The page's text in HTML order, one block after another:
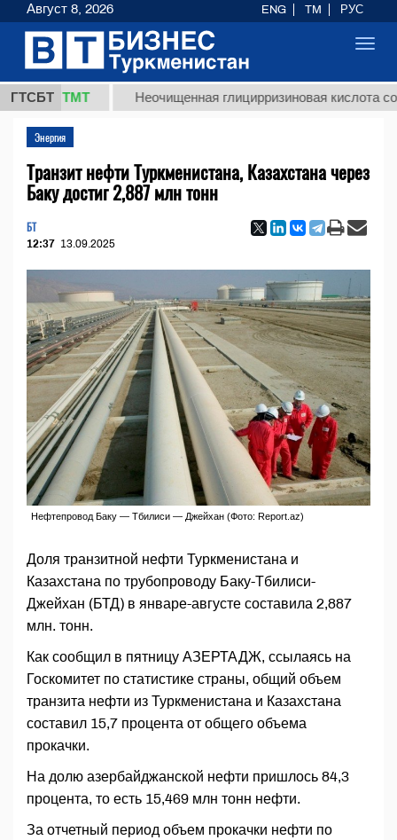
ГТСБТ
ТМТ Неочищенная глицирризиновая кислота
Энергия
Транзит нефти Туркменистана, Казахстана через
Баку достиг 2,887 млн тонн
БТ
12:37 13.09.2025
Нефтепровод Баку — Тбилиси — Джейхан (Фото: Report.az)
Доля транзитной нефти Туркменистана и
Казахстана по трубопроводу Баку-Тбилиси-
Джейхан (БТД) в январе-августе составила 2,887
млн. тонн.
Как сообщил в пятницу АЗЕРТАДЖ, ссылаясь на
Госкомитет по статистике страны, общий объем
транзита нефти из Туркменистана и Казахстана
составил 15,7 процента от общего объема
прокачки.
На долю азербайджанской нефти пришлось 84,3
процента, то есть 15,469 млн тонн нефти.
За отчетный период объем прокачки нефти по
Август 8, 2026 ENG TM РУС